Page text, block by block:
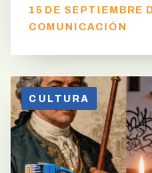
15 DE SEPTIEMBRE
COMUNICACIÓN
CULTURA